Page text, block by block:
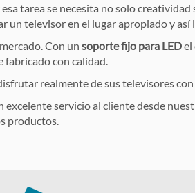
tarea se necesita no solo
un televisor en el lugar apropiado y
Con un soporte fijo para LEDel
con calidad.
realmente de sus televisores
servicio al cliente desde
productos.